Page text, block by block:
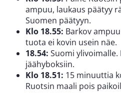
ampuu, laukaus päätyy
Suomen päätyyn.
Klo 18.55: Barkov
tuota ei kovin usein näe.
18.54: Suomi
jäähyboksiin.
Klo 18.51: 15 minuuttia
Ruotsin maali pois